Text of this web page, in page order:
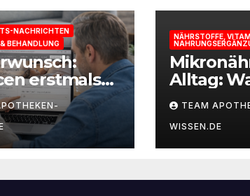
NACHRICHTEN
BEHANDLUNG
erstmals
berechnen
NÄHRSTOFFE,
Alltag:
Körper
und
braucht
TEAM
WISSEN.DE